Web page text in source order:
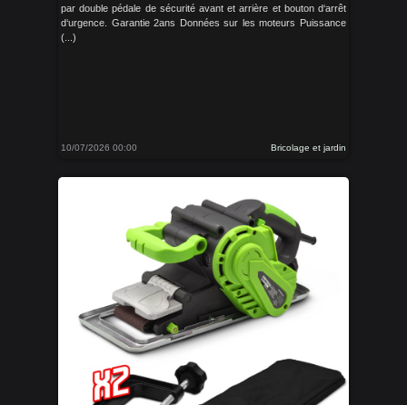
par double pédale de sécurité avant et arrière et bouton d‘arrêt
d‘urgence. Garantie 2ans Données sur les moteurs Puissance
(...)
10/07/2026 00:00 Bricolage et jardin